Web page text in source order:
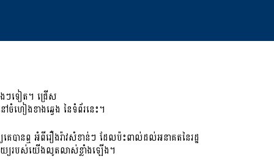
ងៗទៀត។ ជ្រើស
ហៀងខាងឆ្វេង នៃទំព័រនេះ។
េបានឮ អំពីរឿងរ៉ាវសំខាន់ៗ ដែលប៉ះពាល់ដល់អនាគតនៃរដ្ឋ
េយ្យរបស់យើងលូតលាស់ខ្លាំងឡើង។